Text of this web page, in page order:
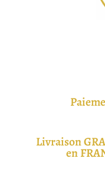
Livraison
en